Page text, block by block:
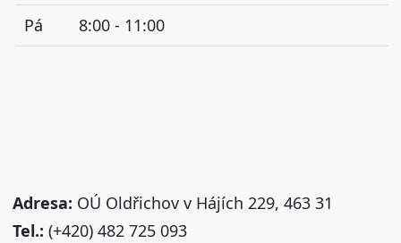
Pá
8:00 - 11:00
Adresa: OÚ Oldřichov v Hájích 229, 463 31
Tel.: (+420) 482 725 093